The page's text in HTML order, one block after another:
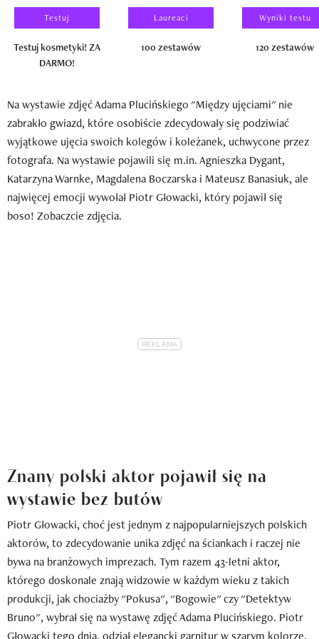
Testuj
Testuj kosmetyki! ZA
DARMO!
Laureaci
100 zestawów
Wyniki testu
120 zestawów
Na wystawie zdjęć Adama Plucińskiego "Między ujęciami" nie
zabrakło gwiazd, które osobiście zdecydowały się podziwiać
wyjątkowe ujęcia swoich kolegów i koleżanek, uchwycone przez
fotografa. Na wystawie pojawili się m.in. Agnieszka Dygant,
Katarzyna Warnke, Magdalena Boczarska i Mateusz Banasiuk, ale
najwięcej emocji wywołał Piotr Głowacki, który pojawił się
boso! Zobaczcie zdjęcia.
Znany polski aktor pojawił się na
wystawie bez butów
Piotr Głowacki, choć jest jednym z najpopularniejszych polskich
aktorów, to zdecydowanie unika zdjęć na ściankach i raczej nie
bywa na branżowych imprezach. Tym razem 43-letni aktor,
którego doskonale znają widzowie w każdym wieku z takich
produkcji, jak chociażby "Pokusa", "Bogowie" czy "Detektyw
Bruno", wybrał się na wystawę zdjęć Adama Plucińskiego. Piotr
Głowacki tego dnia, odział elegancki garnitur w szarym kolorze,